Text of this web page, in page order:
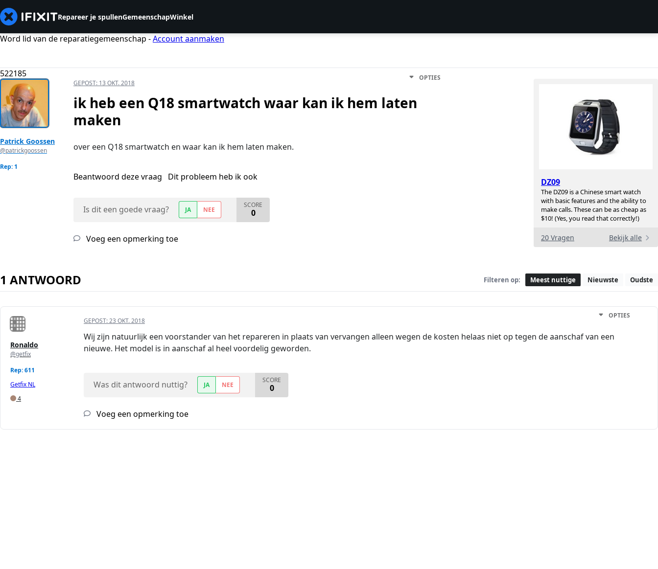
Repareer je spullenGemeenschapWinkel
Word lid van de reparatiegemeenschap -Account aanmaken
522185
DZ09
The DZ09 is a Chinese smart watch
with basic features and the ability to
make calls. These can be as cheap as
$10! (Yes, you read that correctly!)
20 Vragen Bekijk alle
Patrick Goossen
@patrickgoossen
Rep: 1
GEPOST: 13 OKT. 2018
OPTIES
ik heb een Q18 smartwatch waar kan ik hem laten
maken
over een Q18 smartwatch en waar kan ik hem laten maken.
Beantwoord deze vraag Dit probleem heb ik ook
Is dit een goede vraag? JA NEE
SCORE
0
Voeg een opmerking toe
1 ANTWOORD Filteren op: Meest nuttige Nieuwste Oudste
Ronaldo
@getfix
Rep: 611
Getfix NL
4
GEPOST:23 OKT. 2018
OPTIES
Wij zijn natuurlijk een voorstander van het repareren in plaats van vervangen alleen wegen de kosten helaas niet op tegen de aanschaf van een
nieuwe. Het model is in aanschaf al heel voordelig geworden.
Was dit antwoord nuttig? JA NEE
SCORE
0
Voeg een opmerking toe